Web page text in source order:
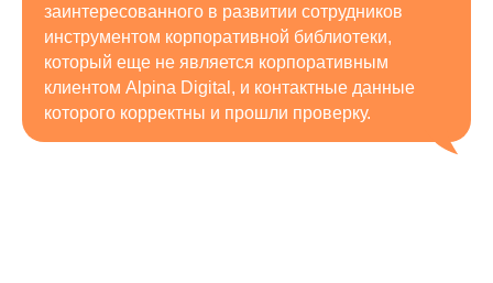
заинтересованного в развитии сотрудников
инструментом корпоративной библиотеки,
который еще не является корпоративным
клиентом Alpina Digital, и контактные данные
которого корректны и прошли проверку.